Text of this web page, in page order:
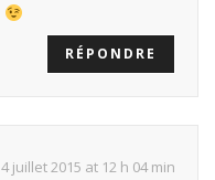
RÉPONDRE
4 juillet 2015 at 12 h 04 min